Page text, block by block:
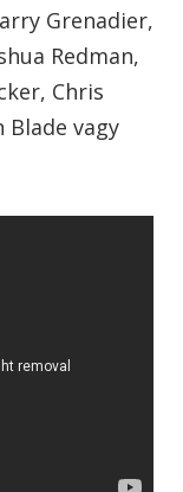
Grenadier,
Redman,
Chris
vagy